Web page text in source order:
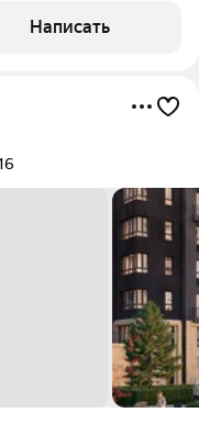
полностью
Написать